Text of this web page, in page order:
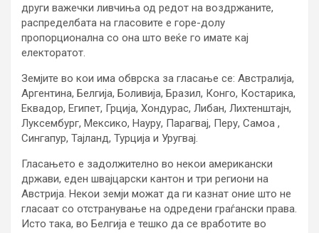
други важечки ливчиња од редот на воздржаните,
распределбата на гласовите е горе-долу
пропорционална со она што веќе го имате кај
електоратот.
Земјите во кои има обврска за гласање се: Австралија,
Аргентина, Белгија, Боливија, Бразил, Конго, Костарика,
Еквадор, Египет, Грција, Хондурас, Либан, Лихтенштајн,
Луксембург, Мексико, Науру, Парагвај, Перу, Самоа ,
Сингапур, Тајланд, Турција и Уругвај.
Гласањето е задолжително во некои американски
држави, еден швајцарски кантон и три региони на
Австрија. Некои земји можат да ги казнат оние што не
гласаат со отстранување на одредени граѓански права.
Исто така, во Белгија е тешко да се вработите во